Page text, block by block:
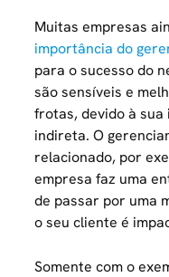
Muitas empresas
importância do
para o sucesso do
são sensíveis e
frotas, devido à
indireta. O
relacionado, por
empresa faz uma
de passar por uma
o seu cliente é
Somente com o